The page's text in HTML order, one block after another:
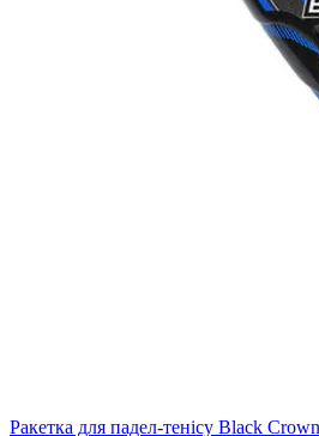
Ракетка для падел-тенісу Black